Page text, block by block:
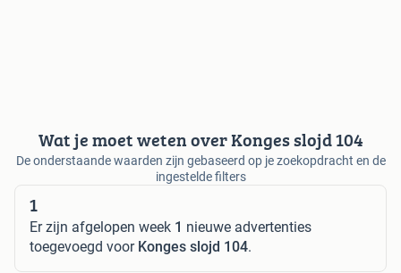
Wat je moet weten over Konges slojd 104
De onderstaande waarden zijn gebaseerd op je zoekopdracht en de
ingestelde filters
1
Er zijn afgelopen week 1 nieuwe advertenties
toegevoegd voor Konges slojd 104.